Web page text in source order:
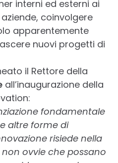
interni ed esterni ai
coinvolgere
apparentemente
nuovi progetti di
il Rettore della
all’inaugurazione della
fondamentale
altre forme di
risiede nella
ovvie che possano